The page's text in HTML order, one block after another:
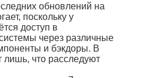
обновлений на
поскольку у
доступ в
через различные
и бэкдоры. В
лишь, что расследуют